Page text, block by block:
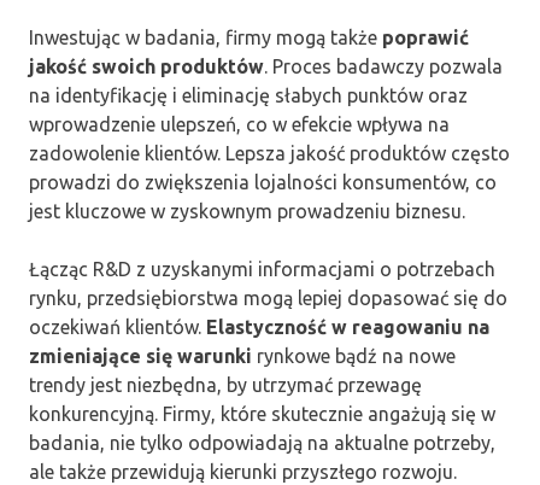
Inwestując w badania, firmy mogą także poprawić
jakość swoich produktów. Proces badawczy pozwala
na identyfikację i eliminację słabych punktów oraz
wprowadzenie ulepszeń, co w efekcie wpływa na
zadowolenie klientów. Lepsza jakość produktów często
prowadzi do zwiększenia lojalności konsumentów, co
jest kluczowe w zyskownym prowadzeniu biznesu.
Łącząc R&D z uzyskanymi informacjami o potrzebach
rynku, przedsiębiorstwa mogą lepiej dopasować się do
oczekiwań klientów. Elastyczność w reagowaniu na
zmieniające się warunki rynkowe bądź na nowe
trendy jest niezbędna, by utrzymać przewagę
konkurencyjną. Firmy, które skutecznie angażują się w
badania, nie tylko odpowiadają na aktualne potrzeby,
ale także przewidują kierunki przyszłego rozwoju.